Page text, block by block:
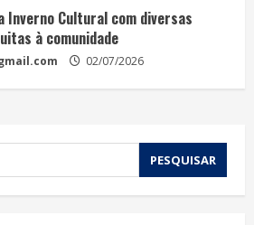
Inverno Cultural com diversas
à comunidade
02/07/2026